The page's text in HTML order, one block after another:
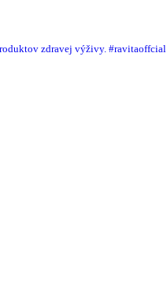
zdravej výživy.#ravitaoffcial